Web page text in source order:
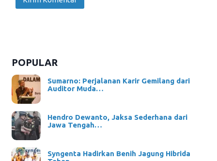
POPULAR
Sumarno: Perjalanan Karir Gemilang dari
Auditor Muda…
Hendro Dewanto, Jaksa Sederhana dari
Jawa Tengah…
Syngenta Hadirkan Benih Jagung Hibrida